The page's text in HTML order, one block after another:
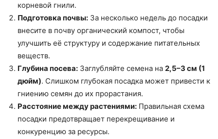
корневой гнили.
Подготовка почвы: За несколько недель до посадки
внесите в почву органический компост, чтобы
улучшить её структуру и содержание питательных
веществ.
Глубина посева: Заглубляйте семена на 2,5–3 см (1
дюйм). Слишком глубокая посадка может привести к
гниению семян до их прорастания.
Расстояние между растениями: Правильная схема
посадки предотвращает перекрещивание и
конкуренцию за ресурсы.